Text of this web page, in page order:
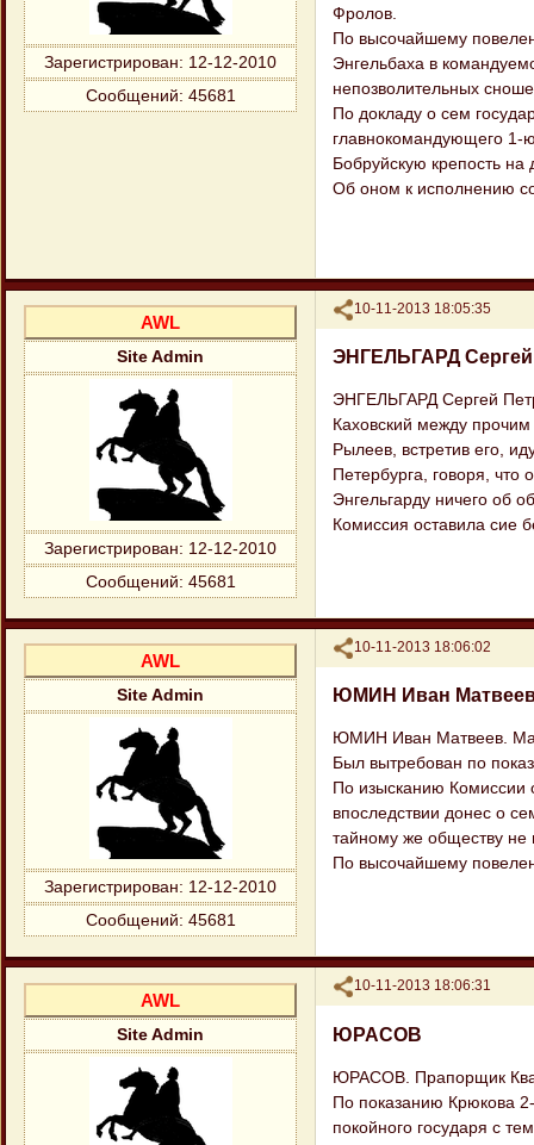
Зарегистрирован: 12-12-2010
Сообщений: 45681
Фролов.
По высочайшему
Энгельбаха в
непозволительных
По докладу о сем
главнокомандующего 1-
Бобруйскую крепость на
Об оном к исполнению
Поделиться
10-11-2013 18:05:35
AWL
Site Admin
Зарегистрирован: 12-12-2010
Сообщений: 45681
ЭНГЕЛЬГАРД
ЭНГЕЛЬГАРД Сергей
Каховский между прочим
Рылеев, встретив его,
Петербурга, говоря, что
Энгельгарду ничего об
Комиссия оставила сие
Поделиться
10-11-2013 18:06:02
AWL
Site Admin
Зарегистрирован: 12-12-2010
Сообщений: 45681
ЮМИН Иван
ЮМИН Иван Матвеев.
Был вытребован по
По изысканию Комиссии
впоследствии донес о
тайному же обществу
По высочайшему
Поделиться
10-11-2013 18:06:31
AWL
Site Admin ЮРАСОВ
ЮРАСОВ. Прапорщик
По показанию Крюкова
покойного государя с